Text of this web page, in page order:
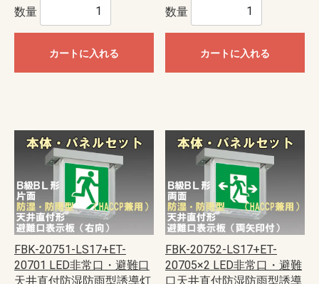
数量
カートに入れる
数量
カートに入れる
FBK-20751-LS17+ET-
20701 LED非常口・避難口
天井直付防湿防雨型誘導灯
FBK-20752-LS17+ET-
20705×2 LED非常口・避難
口天井直付防湿防雨型誘導